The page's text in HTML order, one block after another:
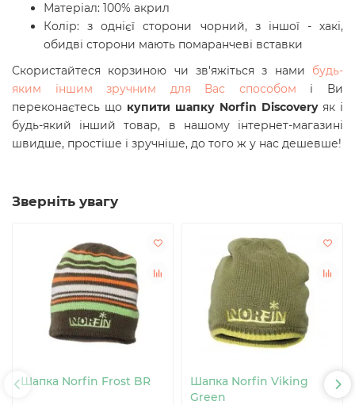
Матеріал: 100% акрил
Колір: з однієї сторони чорний, з іншої - хакі,
обидві сторони мають помаранчеві вставки
Скористайтеся корзиною чи зв'яжіться з нами будь-
яким іншим зручним для Вас способом і Ви
переконаєтесь що купити шапку Norfin Discovery як і
будь-який інший товар, в нашому інтернет-магазині
швидше, простіше і зручніше, до того ж у нас дешевше!
Зверніть увагу
Шапка Norfin Frost BR
Шапка Norfin Viking
Green